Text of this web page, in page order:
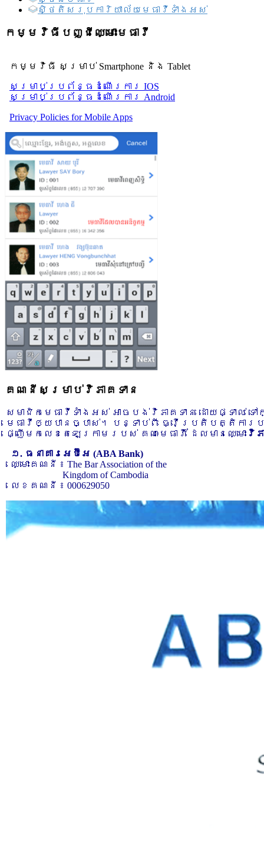
សិ្ថតិសរុបការិយាល័យមេធាវីទាំងអស់​
កម្មវិធីបញ្ជីឈ្មោះមេធាវី
កម្មវិធី សម្រាប់ Smartphone និង Tablet
សម្រាប់​ប្រព័ន្ធដំណើរការ IOS
សម្រាប់​ប្រព័ន្ធដំណើរការ Android
Privacy Policies for Mobile Apps
គណនីសម្រាប់វិភាគទាន
សមាជិកមេធាវីទាំងអស់ អាចបង់វិភាគទាន ដោយផ្ទាល់
មេធាវីឲ្យបានច្បាស់។ បន្ទាប់ពី ធ្វើប្រតិបត្តិកា
ផ្ញើមកលេខតេឡេក្រាមរបស់ គណៈមេធាវី ដែលមានឈ្មោះ វិភ
១. ធនាគារអេប៊ីអេ (ABA Bank)
ឈ្មោះគណនី ៖ The Bar Association of the
Kingdom of Cambodia
លេខគណនី ៖ 000629050